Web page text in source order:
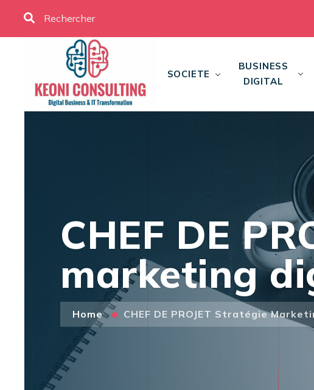
SOCIETE
BUSINESS
DIGITAL
CHEF DE
marketing
Home CHEF DE PROJET Stratégie